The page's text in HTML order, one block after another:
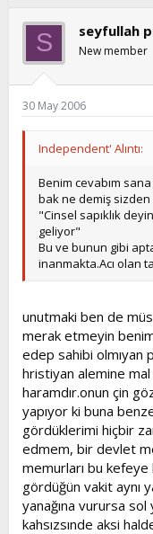
S seyfullah
New member
30 May 2006
Independent' Alıntı:
Benim cevabım
bak ne demiş
"Cinsel sapıklık
geliyor"
Bu ve bunun gibi
inanmakta.Acı olan
unutmaki ben de
merak etmeyin
edep sahibi olmıyan
hristiyan alemine
haramdır.onun çin
yapıyor ki buna
gördüklerimi hiçbir
edmem, bir devlet
memurları bu kefeye
gördüğün vakit aynı
yanağına vurursa sol
kahsızsınde aksi